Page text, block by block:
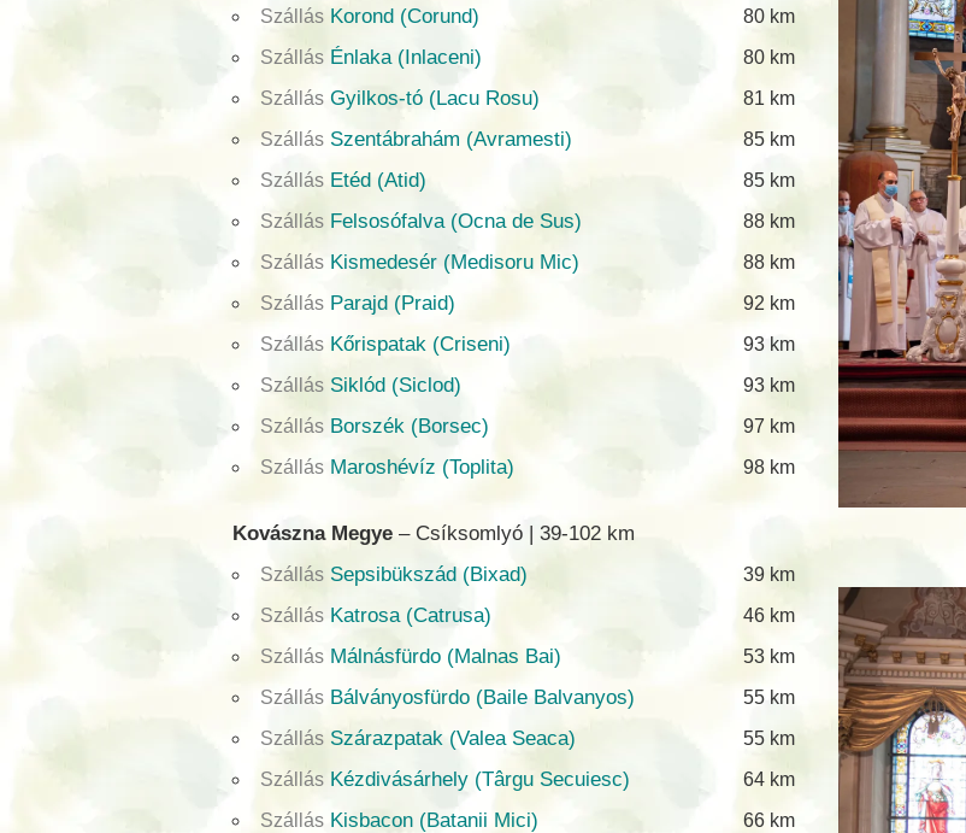
Szállás Korond (Corund)
80 km
Szállás Énlaka (Inlaceni)
80 km
Szállás Gyilkos-tó (Lacu Rosu)
81 km
Szállás Szentábrahám (Avramesti)
85 km
Szállás Etéd (Atid)
85 km
Szállás Felsosófalva (Ocna de Sus)
88 km
Szállás Kismedesér (Medisoru Mic)
88 km
Szállás Parajd (Praid)
92 km
Szállás Kőrispatak (Criseni)
93 km
Szállás Siklód (Siclod)
93 km
Szállás Borszék (Borsec)
97 km
Szállás Maroshévíz (Toplita) 98 km
Kovászna Megye – Csíksomlyó | 39-102 km
Szállás Sepsibükszád (Bixad)
39 km
Szállás Katrosa (Catrusa)
46 km
Szállás Málnásfürdo (Malnas Bai)
53 km
Szállás Bálványosfürdo (Baile Balvanyos)
55 km
Szállás Szárazpatak (Valea Seaca)
55 km
Szállás Kézdivásárhely (Târgu Secuiesc)
64 km
Szállás Kisbacon (Batanii Mici) 66 km